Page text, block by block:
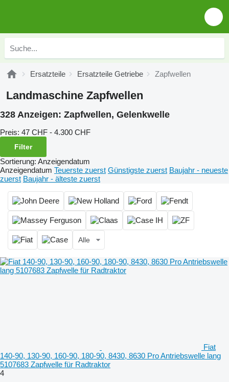
Ersatzteile Ersatzteile Getriebe Zapfwellen
Landmaschine Zapfwellen
328 Anzeigen: Zapfwellen, Gelenkwelle
Preis: 47 CHF - 4.300 CHF
Filter
Sortierung: Anzeigendatum
Anzeigendatum Teuerste zuerst Günstigste zuerst Baujahr - neueste
zuerst Baujahr - älteste zuerst
Alle
Fiat
140-90, 130-90, 160-90, 180-90, 8430, 8630 Pro Antriebswelle lang
5107683 Zapfwelle für Radtraktor
4